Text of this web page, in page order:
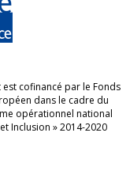
cofinancé par le Fonds
dans le cadre du
opérationnel national
Inclusion » 2014-2020